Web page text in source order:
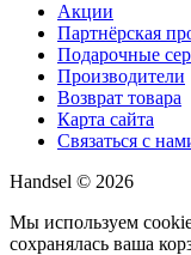
Акции
Партнёрская
Подарочные
Производители
Возврат товара
Карта сайта
Связаться с
Handsel © 2026
Мы используем
сохранялась ваша